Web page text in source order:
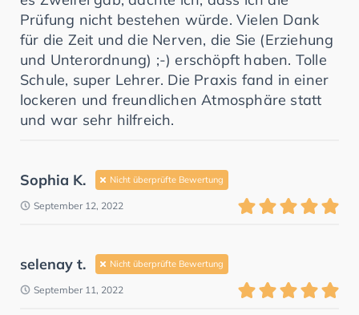
Prüfung nicht bestehen würde. Vielen Dank
für die Zeit und die Nerven, die Sie (Erziehung
und Unterordnung) ;-) erschöpft haben. Tolle
Schule, super Lehrer. Die Praxis fand in einer
lockeren und freundlichen Atmosphäre statt
und war sehr hilfreich.
Sophia K. Nicht überprüfte Bewertung
September 12, 2022
selenay t. Nicht überprüfte Bewertung
September 11, 2022